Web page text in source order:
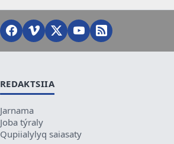
REDAKTSIIA
Jarnama
Joba týraly
Qupiialylyq saiasaty